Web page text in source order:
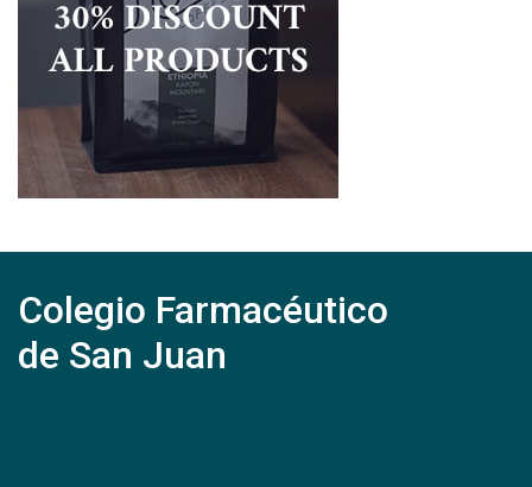
Colegio Farmacéutico
de San Juan